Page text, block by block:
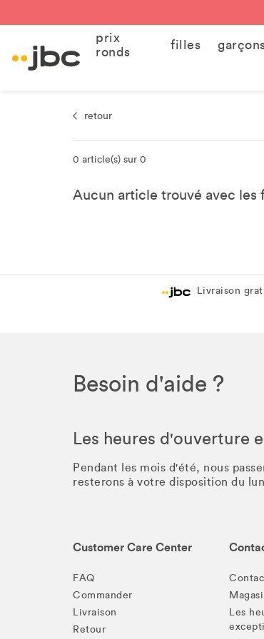
prix
ronds
filles
retour
0 article(s) sur 0
Aucun article trouvé avec
Livraison
Besoin d'aide ?
Les heures d'ouverture
Pendant les mois d'été, nous
resterons à votre disposition du
Customer Care Center
FAQ
Commander
Livraison
Retour
Les